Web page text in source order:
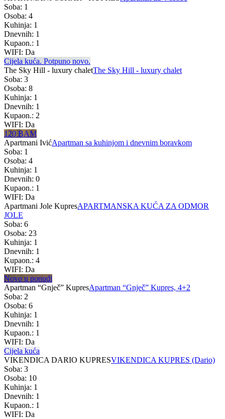
Soba: 1
Osoba: 4
Kuhinja: 1
Dnevnih: 1
Kupaon.: 1
WIFI: Da
Cijela kuća. Potpuno novo.
The Sky Hill - luxury chaletThe Sky Hill - luxury chalet
Soba: 3
Osoba: 8
Kuhinja: 1
Dnevnih: 1
Kupaon.: 2
WIFI: Da
120 BAM
Apartmani IvićApartman sa kuhinjom i dnevnim boravkom
Soba: 1
Osoba: 4
Kuhinja: 1
Dnevnih: 0
Kupaon.: 1
WIFI: Da
Apartmani Jole KupresAPARTMANSKA KUĆA ZA ODMOR
JOLE
Soba: 6
Osoba: 23
Kuhinja: 1
Dnevnih: 1
Kupaon.: 4
WIFI: Da
Novo u ponudi
Apartman “Gnječ” KupresApartman “Gnječ” Kupres, 4+2
Soba: 2
Osoba: 6
Kuhinja: 1
Dnevnih: 1
Kupaon.: 1
WIFI: Da
Cijela kuća
VIKENDICA DARIO KUPRESVIKENDICA KUPRES (Dario)
Soba: 3
Osoba: 10
Kuhinja: 1
Dnevnih: 1
Kupaon.: 1
WIFI: Da